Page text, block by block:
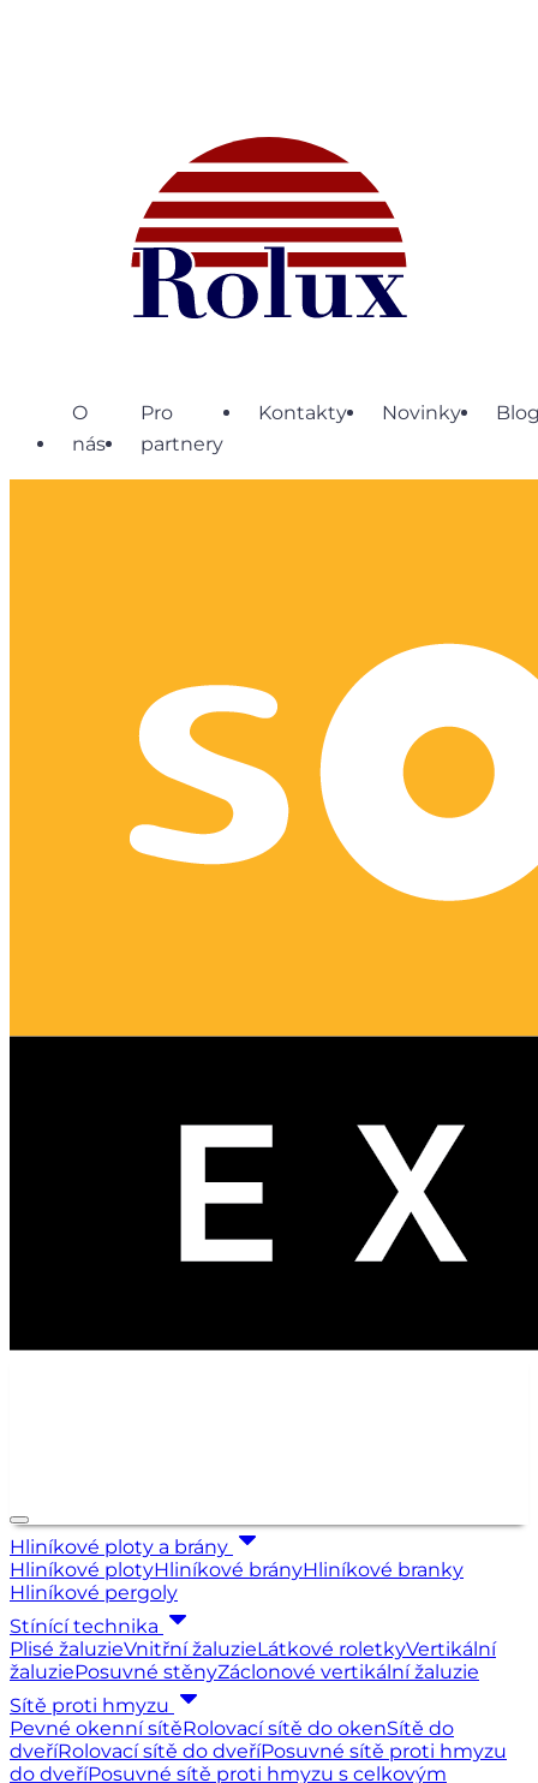
O
nás
Pro
partnery
Kontakty Novinky
Hliníkové ploty a brány
Hliníkové plotyHliníkové brányHliníkové branky
Hliníkové pergoly
Stínící technika
Plisé žaluzieVnitřní žaluzieLátkové roletkyVertikální
žaluziePosuvné stěnyZáclonové vertikální žaluzie
Sítě proti hmyzu
Pevné okenní sítěRolovací sítě do okenSítě do
dveříRolovací sítě do dveříPosuvné sítě proti hmyzu
do dveříPosuvné sítě proti hmyzu s celkovým